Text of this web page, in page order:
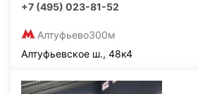
+7 (495) 023-81-52
Алтуфьево300м
Алтуфьевское ш., 48к4